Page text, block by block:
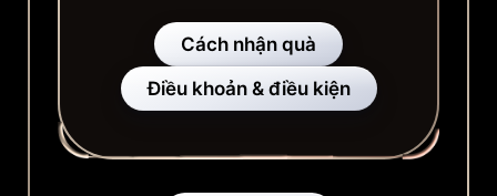
Cách nhận quà
Điều khoản & điều kiện